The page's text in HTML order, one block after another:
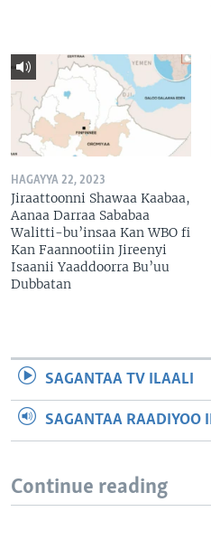
HAGAYYA 22, 2023
Jiraattoonni Shawaa Kaabaa,
Aanaa Darraa Sababaa
Walitti-bu’insaa Kan WBO fi
Kan Faannootiin Jireenyi
Isaanii Yaaddoorra Bu’uu
Dubbatan
SAGANTAA TV ILAALI
SAGANTAA RAADIYOO
Continue reading